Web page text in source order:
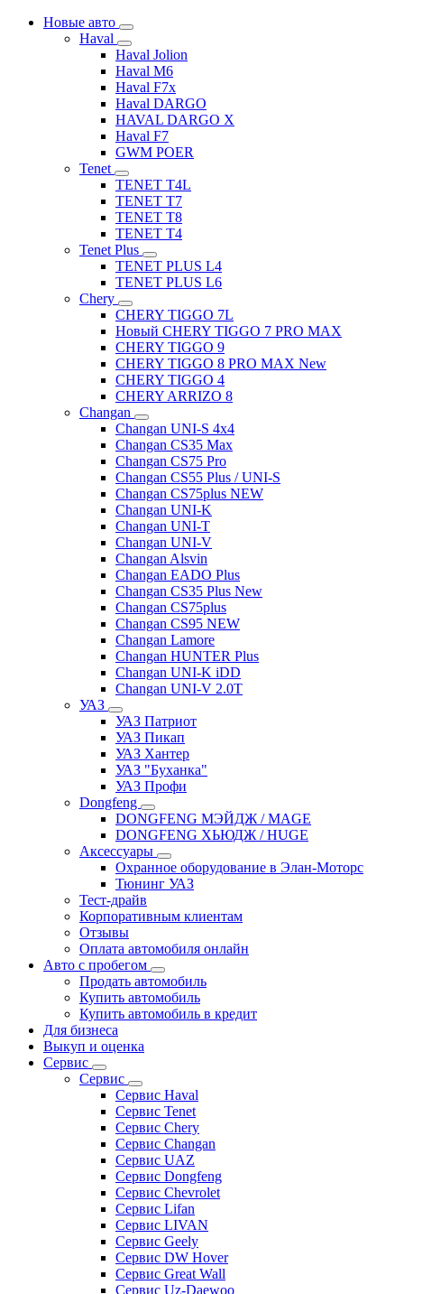
Новые авто
Haval
Haval Jolion
Haval M6
Haval F7x
Haval DARGO
HAVAL DARGO Х
Haval F7
GWM POER
Tenet
TENET T4L
TENET T7
TENET T8
TENET T4
Tenet Plus
TENET PLUS L4
TENET PLUS L6
Chery
CHERY TIGGO 7L
Новый CHERY TIGGO 7 PRO MAX
CHERY TIGGO 9
CHERY TIGGO 8 PRO MAX New
CHERY TIGGO 4
CHERY ARRIZO 8
Changan
Changan UNI-S 4x4
Changan CS35 Max
Changan CS75 Pro
Changan CS55 Plus / UNI-S
Changan CS75plus NEW
Changan UNI-K
Changan UNI-T
Changan UNI-V
Changan Alsvin
Changan EADO Plus
Changan CS35 Plus New
Changan CS75plus
Changan CS95 NEW
Changan Lamore
Changan HUNTER Plus
Changan UNI-K iDD
Changan UNI-V 2.0T
УАЗ
УАЗ Патриот
УАЗ Пикап
УАЗ Хантер
УАЗ "Буханка"
УАЗ Профи
Dongfeng
DONGFENG МЭЙДЖ / MAGE
DONGFENG ХЬЮДЖ / HUGE
Аксессуары
Охранное оборудование в Элан-Моторс
Тюнинг УАЗ
Тест-драйв
Корпоративным клиентам
Отзывы
Оплата автомобиля онлайн
Авто с пробегом
Продать автомобиль
Купить автомобиль
Купить автомобиль в кредит
Для бизнеса
Выкуп и оценка
Сервис
Сервис
Сервис Haval
Сервис Tenet
Сервис Chery
Сервис Changan
Сервис UAZ
Сервис Dongfeng
Сервис Chevrolet
Сервис Lifan
Сервис LIVAN
Сервис Geely
Сервис DW Hover
Сервис Great Wall
Сервис Uz-Daewoo